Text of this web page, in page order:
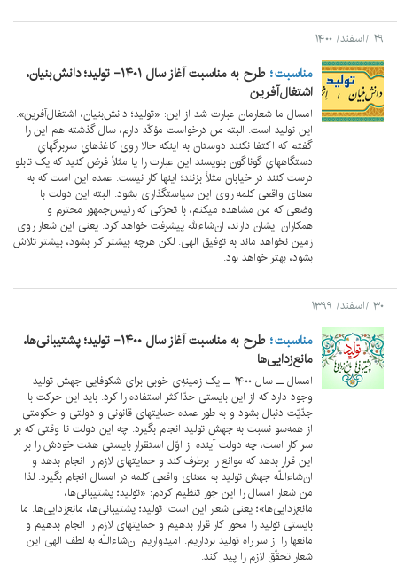
۲۹ /اسفند/ ۱۴۰۰
مناسبت
طرح به مناسبت آغاز سال ۱۴۰۱- تولید؛ دانش‌بنیان،
اشتغال‌آفرین
امسال ما شعارمان عبارت شد از این: «تولید؛ دانش‌بنیان، اشتغال‌آفرین».
این تولید است. البته من درخواست مؤکّد دارم، سال گذشته هم این را
گفتم که اکتفا نکنند دوستان به اینکه حالا روی کاغذهایِ سربرگهایِ
دستگاههایِ گوناگون بنویسند این عبارت را یا مثلاً فرض کنید که یک تابلو
درست کنند در خیابان مثلاً بزنند؛ اینها کار نیست. عمده این است که به
معنای واقعی کلمه روی این سیاستگذاری بشود. البته این دولت با
وضعی که من مشاهده میکنم، با تحرّکی که رئیس‌جمهور محترم و
همکاران ایشان دارند، ان‌شاءالله پیشرفت خواهد کرد. یعنی این شعار روی
زمین نخواهد ماند به توفیق الهی. لکن هرچه بیشتر کار بشود، بیشتر تلاش
بشود، بهتر خواهد بود.
۳۰ /اسفند/ ۱۳۹۹
مناسبت
طرح به مناسبت آغاز سال ۱۴۰۰- تولید؛ پشتیبانی‌ها،
مانع‌زدایی‌ها
امسال ــ سال ۱۴۰۰ ــ یک زمینه‌ِی خوبی برای شکوفایی جهش تولید
وجود دارد که از این بایستی حدّاکثر استفاده را کرد. باید این حرکت با
جدّیّت دنبال بشود و به طور عمده حمایتهای قانونی و دولتی و حکومتی
از همه‌سو نسبت به جهش تولید انجام بگیرد. چه این دولت تا وقتی که بر
سر کار است، چه دولت آینده از اوّل استقرار بایستی همّت خودش را بر
این قرار بدهد که موانع را برطرف کند و حمایتهای لازم را انجام بدهد و
ان‌شاءاللّه جهش تولید به معنای واقعی کلمه در امسال انجام بگیرد. لذا
من شعار امسال را این جور تنظیم کردم: «تولید؛ پشتیبانی‌ها،
مانع‌زدایی‌ها»؛ یعنی شعار این است: تولید؛ پشتیبانی‌ها، مانع‌زدایی‌ها. ما
بایستی تولید را محور کار قرار بدهیم و حمایتهای لازم را انجام بدهیم و
مانعها را از سر راه تولید برداریم. امیدواریم ان‌شاءاللّه به لطف الهی این
شعار تحقّق لازم را پیدا کند.